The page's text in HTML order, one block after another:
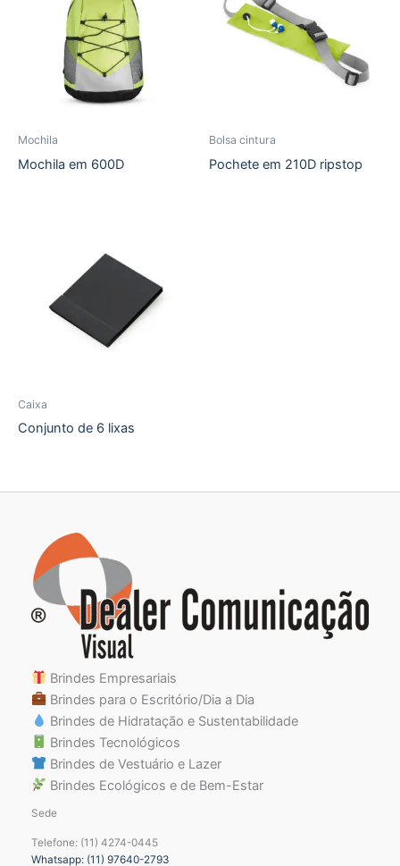
Mochila
Mochila em 600D
Bolsa cintura
Pochete em 210D ripstop
Caixa
Conjunto de 6 lixas
Brindes Empresariais
Brindes para o Escritório/Dia a Dia
Brindes de Hidratação e Sustentabilidade
Brindes Tecnológicos
Brindes de Vestuário e Lazer
Brindes Ecológicos e de Bem-Estar
Sede
Telefone: (11) 4274-0445
Whatsapp: (11) 97640-2793